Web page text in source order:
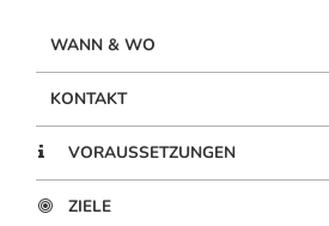
WANN & WO
KONTAKT
VORAUSSETZUNGEN
ZIELE